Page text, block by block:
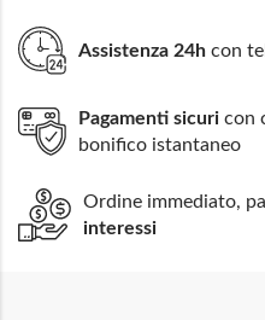
Assistenza 24h con
Pagamenti sicuri con
bonifico istantaneo
Ordine immediato,
interessi